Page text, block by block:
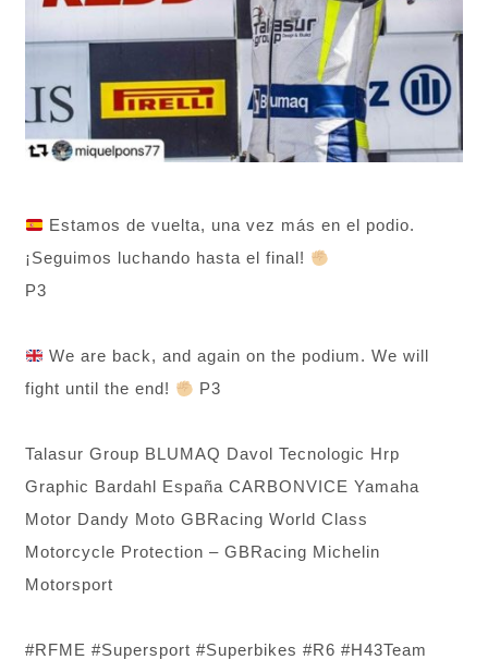
Estamos de vuelta, una vez más en el podio.
¡Seguimos luchando hasta el final!
P3
We are back, and again on the podium. We will
fight until the end!
P3
Talasur Group BLUMAQ Davol Tecnologic Hrp
Graphic Bardahl España CARBONVICE Yamaha
Motor Dandy Moto GBRacing World Class
Motorcycle Protection – GBRacing Michelin
Motorsport
#RFME #Supersport #Superbikes #R6 #H43Team